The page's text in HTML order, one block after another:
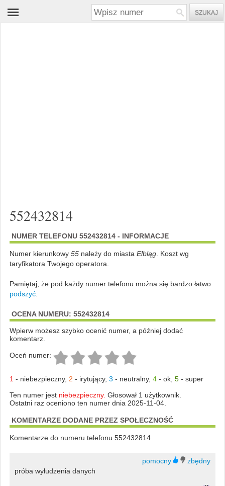
552432814
NUMER TELEFONU 552432814 - INFORMACJE
Numer kierunkowy 55należy do miasta Elbląg. Koszt wg
taryfikatora Twojego operatora.
Pamiętaj, że pod każdy numer telefonu można się bardzo łatwo
podszyć.
OCENA NUMERU: 552432814
Wpierw możesz szybko ocenić numer, a później dodać
komentarz.
Oceń numer:
1 - niebezpieczny, 2 - irytujący, 3 - neutralny, 4- ok, 5- super
Ten numer jest niebezpieczny. Głosował 1 użytkownik.
Ostatni raz oceniono ten numer dnia 2025-11-04.
KOMENTARZE DODANE PRZEZ SPOŁECZNOŚĆ
Komentarze do numeru telefonu 552432814
próba wyłudzenia danych